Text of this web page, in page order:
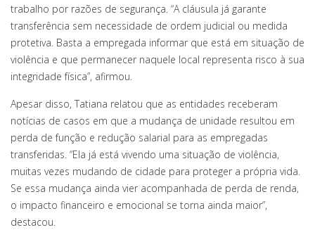
trabalho por razões de segurança. “A cláusula já garante
transferência sem necessidade de ordem judicial ou medida
protetiva. Basta a empregada informar que está em situação de
violência e que permanecer naquele local representa risco à sua
integridade física”, afirmou.
Apesar disso, Tatiana relatou que as entidades receberam
notícias de casos em que a mudança de unidade resultou em
perda de função e redução salarial para as empregadas
transferidas. “Ela já está vivendo uma situação de violência,
muitas vezes mudando de cidade para proteger a própria vida.
Se essa mudança ainda vier acompanhada de perda de renda,
o impacto financeiro e emocional se torna ainda maior”,
destacou.